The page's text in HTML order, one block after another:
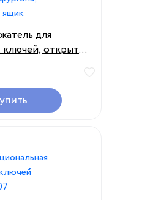
для
открытый
ключей с
офиса,
фургона,